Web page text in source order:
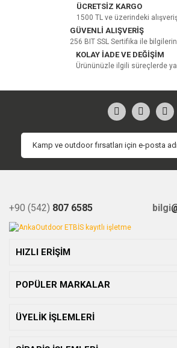
ÜCRETSİZ KARGO
1500 TL ve üzerindeki
GÜVENLİ ALIŞVERİŞ
256 BIT SSL Sertifika ile
KOLAY İADE VE DEĞİŞİM
Ürününüzle ilgili süreçlerde
+90 (542) 807 6585 bilgi
HIZLI ERİŞİM
POPÜLER MARKALAR
ÜYELİK İŞLEMLERİ